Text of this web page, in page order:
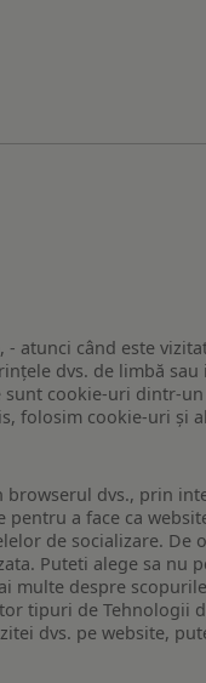
atunci când este
dvs. de limbă
cookie-uri dintr-
folosim cookie-uri și
dvs., prin
a face ca
de socializare.
Puteti alege sa
despre
tipuri de
dvs. pe website,